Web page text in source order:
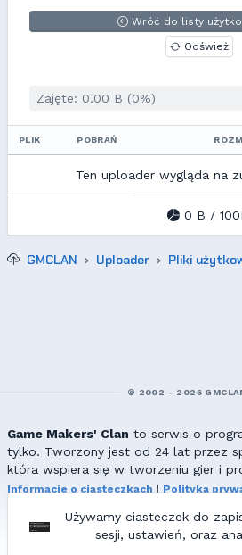
Wróć do listy
Odśwież
Zajęte: 0.00 B (0%)
PLIK POBRAŃ
Ten uploader wygląda na
0 B /
GMCLAN Uploader Pliki
Używamy ciasteczek do
sesji, ustawień, oraz
© 2002 - 2026
Game Makers' Clan to serwis o
tylko. Tworzony jest od 24 lat przez
która wspiera się w tworzeniu gier i
Informacje o ciasteczkach
Polityka
Wszelkie prawa zastrzeżone. Kopiowanie
redakcji zabronione!